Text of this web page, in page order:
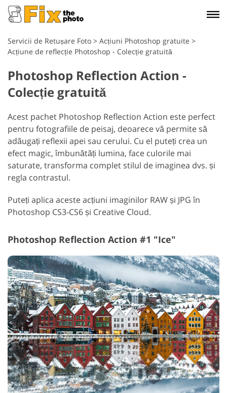
Servicii de Retușare Foto > Acțiuni Photoshop gratuite >
Acțiune de reflecție Photoshop - Colecție gratuită
Photoshop Reflection Action -
Colecție gratuită
Acest pachet Photoshop Reflection Action este perfect
pentru fotografiile de peisaj, deoarece vă permite să
adăugați reflexii apei sau cerului. Cu el puteți crea un
efect magic, îmbunătăți lumina, face culorile mai
saturate, transforma complet stilul de imaginea dvs. și
regla contrastul.
Puteți aplica aceste acțiuni imaginilor RAW și JPG în
Photoshop CS3-CS6 și Creative Cloud.
Photoshop Reflection Action #1 "Ice"